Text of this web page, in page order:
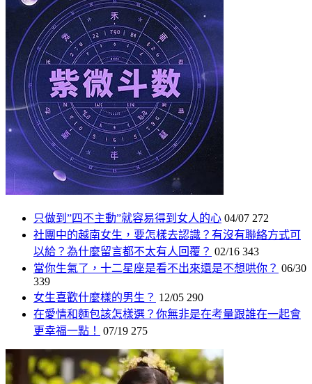
只做到”四不主動”就容易得到女人的心 04/07 272
社團中的越南女生，要怎樣去認識？有沒有聯絡方式可
以給？為什麼留言都不太有人回覆？ 02/16 343
當你生氣了，十二星座是看不出來還是不想哄你？ 06/30
339
女生喜歡什麼樣的男生？ 12/05 290
在愛情和麵包該怎樣選？你無非是在考量跟誰在一起會
更幸福一點！
07/19 275